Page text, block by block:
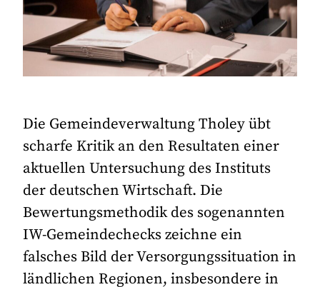
Die Gemeindeverwaltung Tholey übt
scharfe Kritik an den Resultaten einer
aktuellen Untersuchung des Instituts
der deutschen Wirtschaft. Die
Bewertungsmethodik des sogenannten
IW-Gemeindechecks zeichne ein
falsches Bild der Versorgungssituation in
ländlichen Regionen, insbesondere in